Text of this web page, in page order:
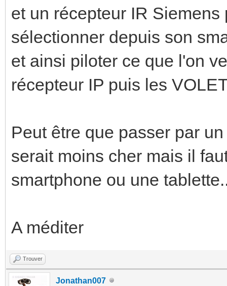
et un récepteur IR
sélectionner depuis son
et ainsi piloter ce que l'on
récepteur IP puis les
Peut être que passer par
serait moins cher mais il
smartphone ou une
A méditer
Trouver
Jonathan007